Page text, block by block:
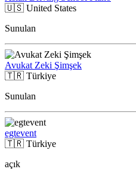
🇺🇸 United States
Sunulan
Avukat Zeki Şimşek
🇹🇷 Türkiye
Sunulan
egtevent
🇹🇷 Türkiye
açık